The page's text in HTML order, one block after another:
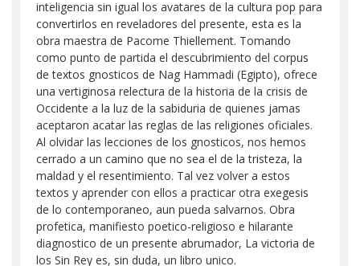
inteligencia sin igual los avatares de la cultura pop para
convertirlos en reveladores del presente, esta es la
obra maestra de Pacome Thiellement. Tomando
como punto de partida el descubrimiento del corpus
de textos gnosticos de Nag Hammadi (Egipto), ofrece
una vertiginosa relectura de la historia de la crisis de
Occidente a la luz de la sabiduria de quienes jamas
aceptaron acatar las reglas de las religiones oficiales.
Al olvidar las lecciones de los gnosticos, nos hemos
cerrado a un camino que no sea el de la tristeza, la
maldad y el resentimiento. Tal vez volver a estos
textos y aprender con ellos a practicar otra exegesis
de lo contemporaneo, aun pueda salvarnos. Obra
profetica, manifiesto poetico-religioso e hilarante
diagnostico de un presente abrumador, La victoria de
los Sin Rey es, sin duda, un libro unico.